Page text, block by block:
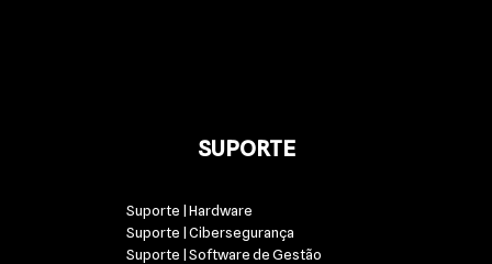
SUPORTE
Suporte | Hardware
Suporte | Cibersegurança
Suporte | Software de Gestão